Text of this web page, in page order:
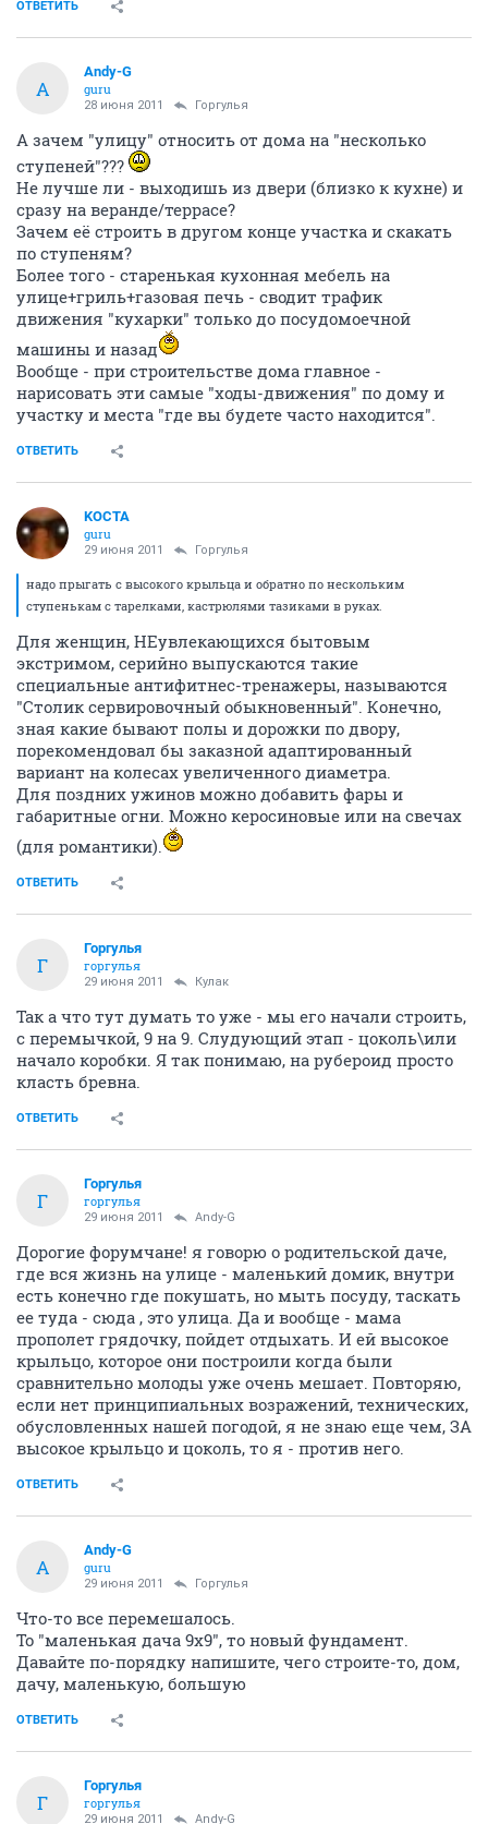
ОТВЕТИТЬ
A
Andy-G
guru
28 июня 2011 Горгулья
А зачем "улицу" относить от дома на "несколько
ступеней"???
Не лучше ли - выходишь из двери (близко к кухне) и
сразу на веранде/террасе?
Зачем её строить в другом конце участка и скакать
по ступеням?
Более того - старенькая кухонная мебель на
улице+гриль+газовая печь - сводит трафик
движения "кухарки" только до посудомоечной
машины и назад
Вообще - при строительстве дома главное -
нарисовать эти самые "ходы-движения" по дому и
участку и места "где вы будете часто находится".
ОТВЕТИТЬ
KOCTA
guru
29 июня 2011 Горгулья
надо прыгать с высокого крыльца и обратно по нескольким
ступенькам с тарелками, кастрюлями тазиками в руках.
Для женщин, НЕувлекающихся бытовым
экстримом, серийно выпускаются такие
специальные антифитнес-тренажеры, называются
"Столик сервировочный обыкновенный". Конечно,
зная какие бывают полы и дорожки по двору,
порекомендовал бы заказной адаптированный
вариант на колесах увеличенного диаметра.
Для поздних ужинов можно добавить фары и
габаритные огни. Можно керосиновые или на свечах
(для романтики).
ОТВЕТИТЬ
Г
Горгулья
горгулья
29 июня 2011 Кулак
Так а что тут думать то уже - мы его начали строить,
с перемычкой, 9 на 9. Слудующий этап - цоколь\или
начало коробки. Я так понимаю, на рубероид просто
класть бревна.
ОТВЕТИТЬ
Г
Горгулья
горгулья
29 июня 2011 Andy-G
Дорогие форумчане! я говорю о родительской даче,
где вся жизнь на улице - маленький домик, внутри
есть конечно где покушать, но мыть посуду, таскать
ее туда - сюда , это улица. Да и вообще - мама
прополет грядочку, пойдет отдыхать. И ей высокое
крыльцо, которое они построили когда были
сравнительно молоды уже очень мешает. Повторяю,
если нет принципиальных возражений, технических,
обусловленных нашей погодой, я не знаю еще чем, ЗА
высокое крыльцо и цоколь, то я - против него.
ОТВЕТИТЬ
A
Andy-G
guru
29 июня 2011 Горгулья
Что-то все перемешалось.
То "маленькая дача 9х9", то новый фундамент.
Давайте по-порядку напишите, чего строите-то, дом,
дачу, маленькую, большую
ОТВЕТИТЬ
Г
Горгулья
горгулья
29 июня 2011 Andy-G